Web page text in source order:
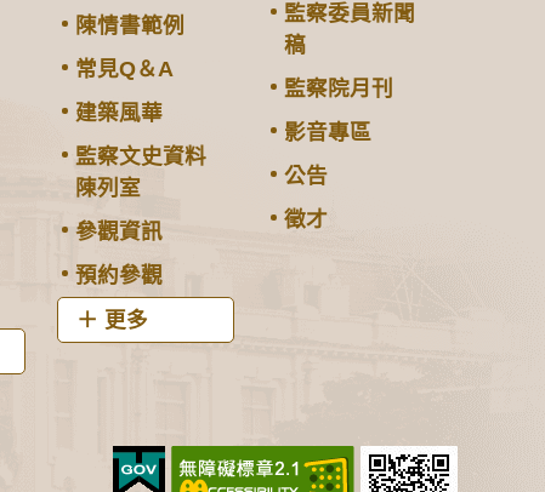
陳情書範例
常見Q＆A
建築風華
監察文史資料
陳列室
參觀資訊
預約參觀
更多
監察委員新聞
稿
監察院月刊
影音專區
公告
徵才